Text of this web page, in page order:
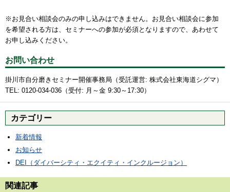
※お見合い相談会のみの申し込みはできません。お見合い相談会に参加
を希望される方は、セミナーへの参加が必須となりますので、あわせて
お申し込みください。
お問い合わせ
掛川市自分磨きセミナー開催事務局（受託運営: 株式会社東海道シグマ）
TEL: 0120-034-036（受付: 月～金 9:30～17:30）
カテゴリー
新着情報
お知らせ
DEI（ダイバーシティ・エクイティ・インクルージョン）
関連記事